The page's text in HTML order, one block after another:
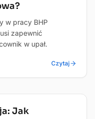
w pracy BHP
zapewnić
w upał.
Czytaj
Jak